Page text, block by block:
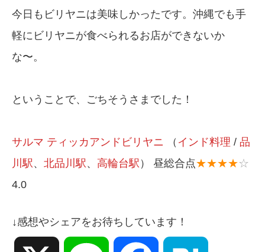
今日もビリヤニは美味しかったです。沖縄でも手
軽にビリヤニが食べられるお店ができないか
な〜。
ということで、ごちそうさまでした！
サルマ ティッカアンドビリヤニ （ インド料理 / 品
川駅 、 北品川駅 、 高輪台駅 ） 昼総合点★★★★☆
4.0
↓感想やシェアをお待ちしています！